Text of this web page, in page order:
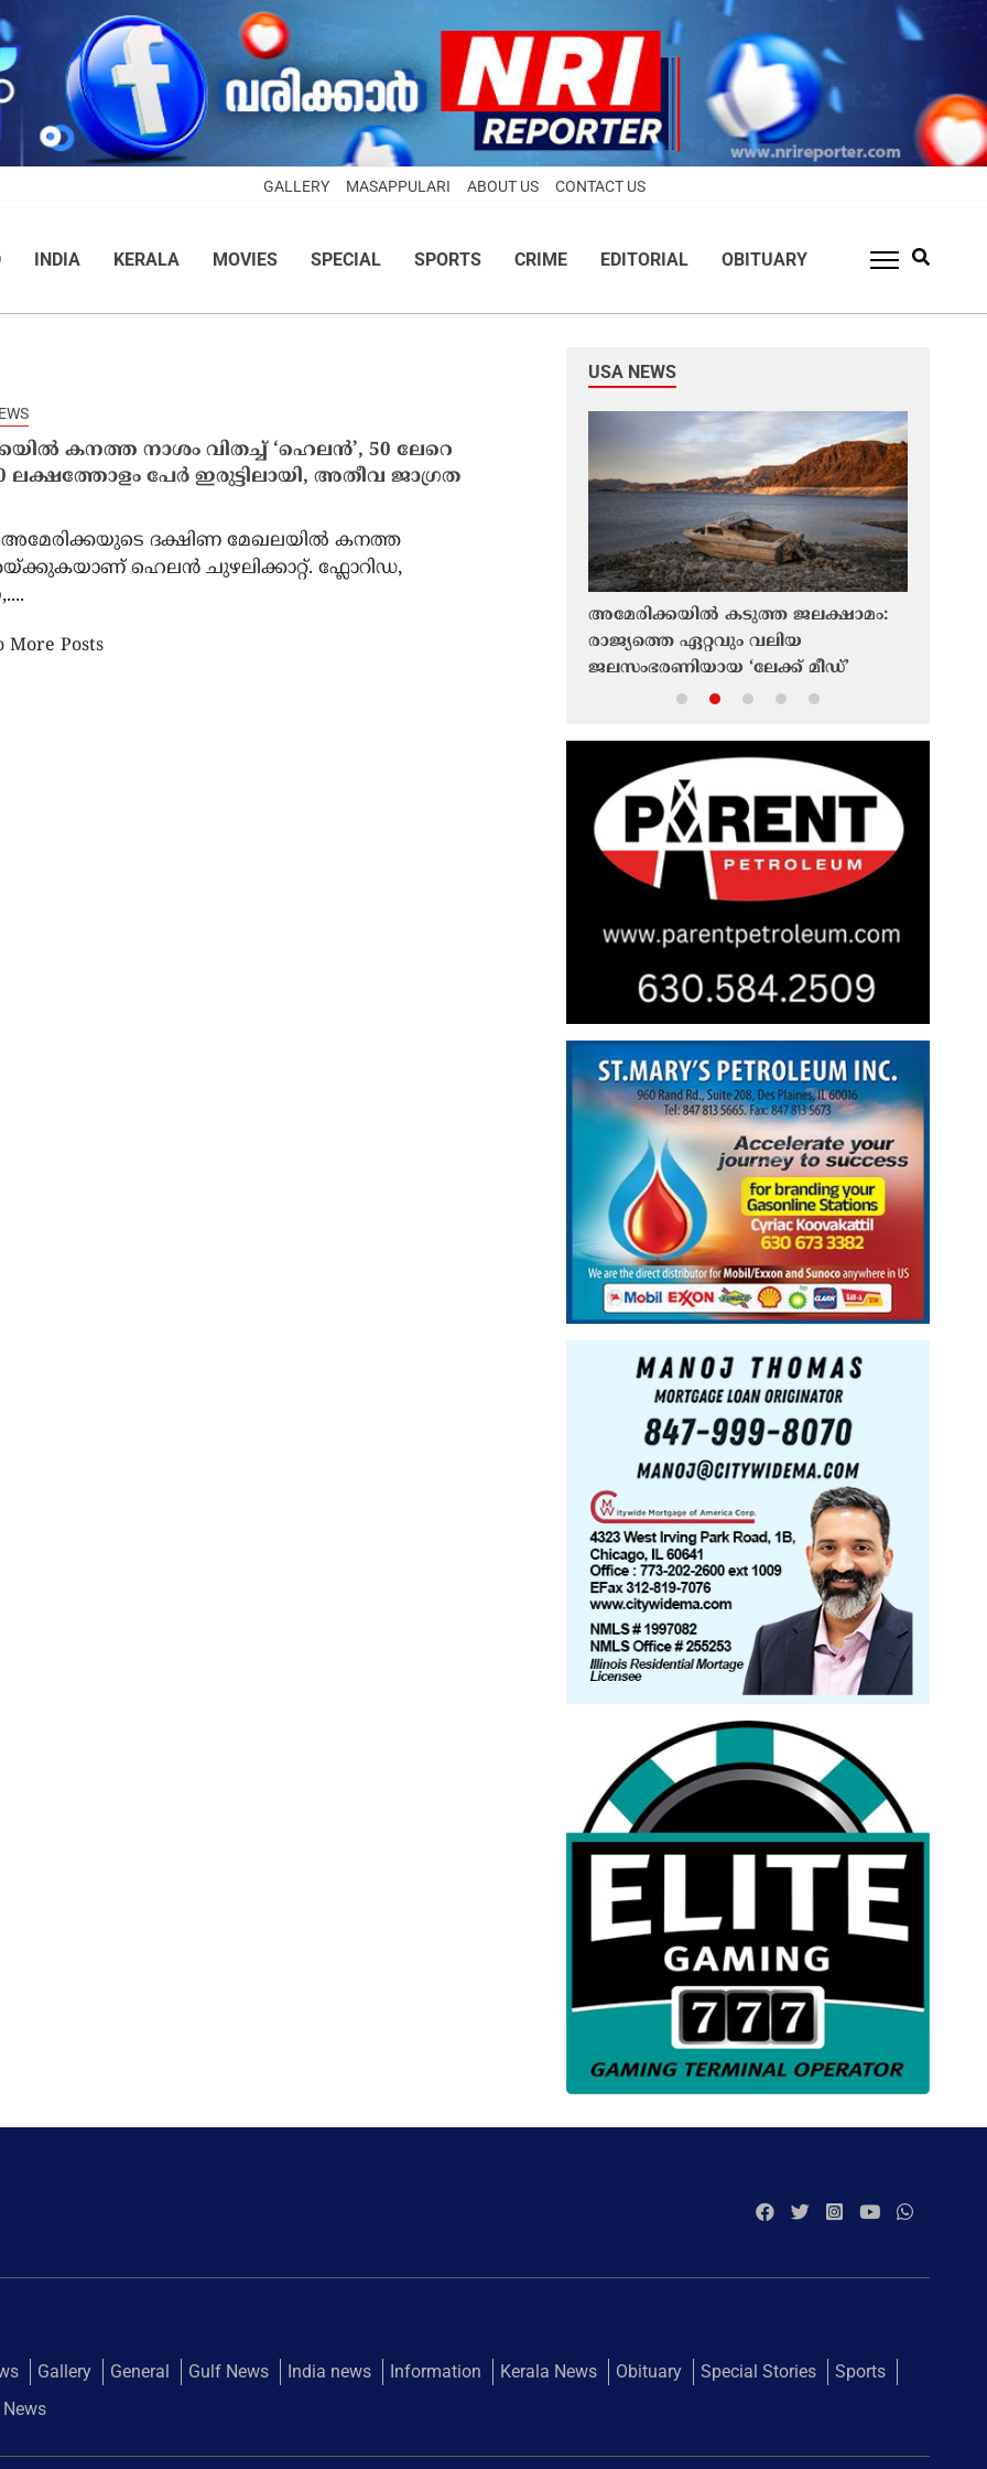
GALLERY MASAPPULARI ABOUT US CONTACT US
INDIA KERALA MOVIES SPECIAL SPORTS CRIME EDITORIAL OBITUARY
കനത്ത നാശം വിതച്ച് ‘ഹെലൻ’, 50 ലേറെ
ലക്ഷത്തോളം പേർ ഇരുട്ടിലായി, അതീവ ജാഗ്രത
അമേരിക്കയുടെ ദക്ഷിണ മേഖലയിൽ കനത്ത
ഹെലൻ ചുഴലിക്കാറ്റ്‌. ഫ്ലോറിഡ,
More Posts
USA NEWS
ഫോർട്ട്
അമേരിക്കയിൽ കടുത്ത ജലക്ഷാമം:
രാജ്യത്തെ ഏറ്റവും വലിയ
ജലസംഭരണിയായ ‘ലേക്ക് മീഡ്’
ചരിത്രത്തിലെ ഏറ്റവും താഴ്ന്ന
Gallery General Gulf News India news Information Kerala News Obituary Special Stories
Sports